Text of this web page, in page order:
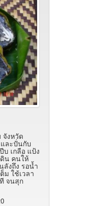
งหวัด
ละปั่นกับ
บ เกลือ แป้ง
น คนให้
ลังถึง รอน้ำ
ม ใช้เวลา
จนสุก